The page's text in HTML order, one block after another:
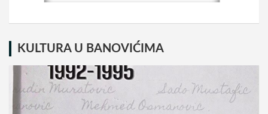
KULTURA U BANOVIĆIMA